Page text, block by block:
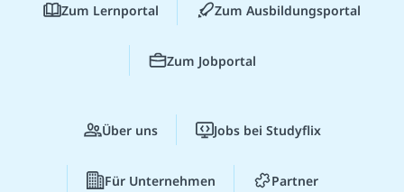
Zum Lernportal Zum Ausbildungsportal
Zum Jobportal
Über uns Jobs bei Studyflix
Für Unternehmen Partner